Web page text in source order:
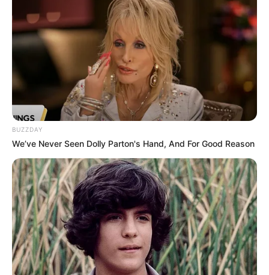
BUZZDAY
We’ve Never Seen Dolly Parton's Hand, And For Good Reason